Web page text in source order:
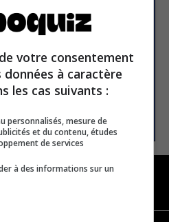
votre consentement
à caractère
les cas suivants :
personnalisés, mesure de
et du contenu, études
de services
à des informations sur un